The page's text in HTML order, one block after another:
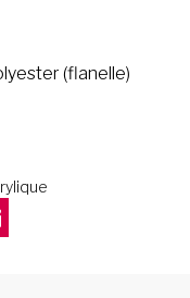
(flanelle)